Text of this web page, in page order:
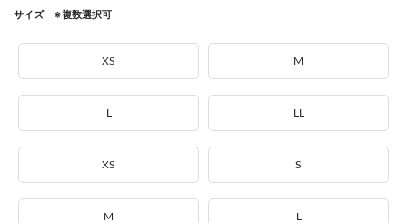
サイズ ※複数選択可
XS M
L LL
XS S
M L